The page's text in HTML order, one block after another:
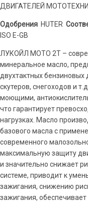
ДВИГАТЕЛЕЙ
Одобрения HUTER
ISO E-GB
ЛУКОЙЛ МОТО 2Т –
минеральное масло,
двухтактных бензиновых
скутеров, снегоходов и
моющими,
что гарантирует
нагрузках. Масло
базового масла с
современного
максимальную защиту
и значительно снижает
системе, приводит к
зажигания, снижению
зажигания,